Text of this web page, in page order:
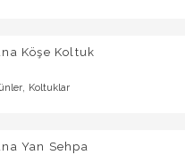
Köşe Koltuk
, Koltuklar
Yan Sehpa